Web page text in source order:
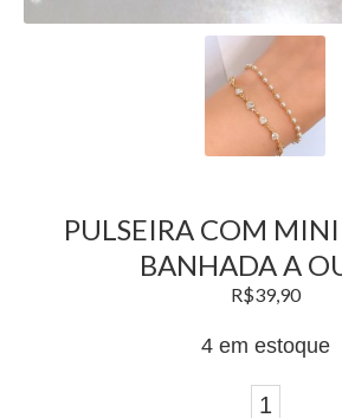
PULSEIRA COM MINI
BANHADA A
R$39,90
4 em estoque
Pulseira